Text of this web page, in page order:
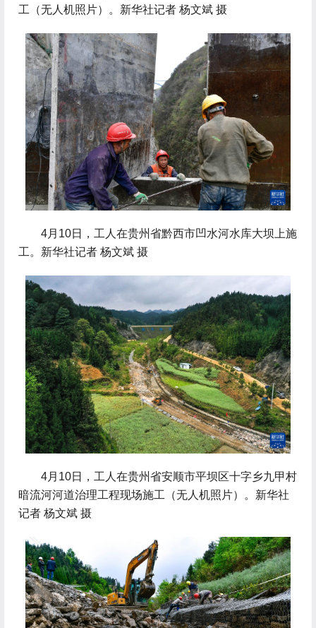
工（无人机照片）。新华社记者 杨文斌 摄
4月10日，工人在贵州省黔西市凹水河水库大坝上施
工。新华社记者 杨文斌 摄
4月10日，工人在贵州省安顺市平坝区十字乡九甲村
暗流河河道治理工程现场施工（无人机照片）。新华社
记者 杨文斌 摄